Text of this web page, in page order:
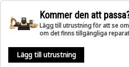
Kommer den att
Lägg till utrustning för att se
om det finns tillgängliga
Lägg till utrustning